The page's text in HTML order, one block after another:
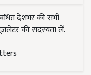
देशभर की सभी
की सदस्यता लें.